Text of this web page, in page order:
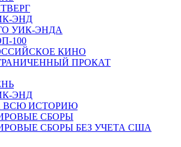
ЭНД
УИК-ЭНДА
100
КИНО
ПРОКАТ
ЭНД
ВСЮ ИСТОРИЮ
СБОРЫ
СБОРЫ БЕЗ УЧЕТА США